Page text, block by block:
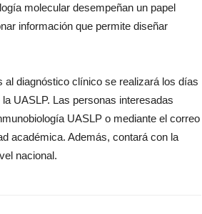
molecular desempeñan un papel
información que permite diseñar
al diagnóstico clínico se realizará los días
UASLP. Las personas interesadas
UASLP o mediante el correo
académica. Además, contará con la
nacional.